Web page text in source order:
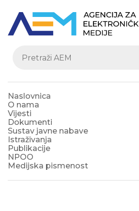
Naslovnica
O nama
Vijesti
Dokumenti
Sustav javne nabave
Istraživanja
Publikacije
NPOO
Medijska pismenost